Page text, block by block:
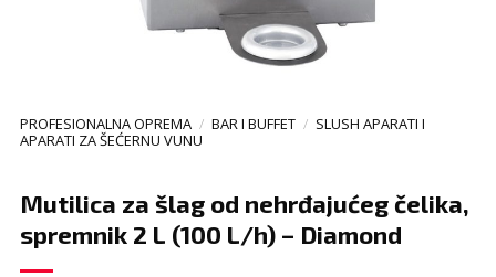
PROFESIONALNA OPREMA / BAR I BUFFET / SLUSH APARATI I
APARATI ZA ŠEĆERNU VUNU
Mutilica za šlag od nehrđajućeg čelika,
spremnik 2 L (100 L/h) – Diamond